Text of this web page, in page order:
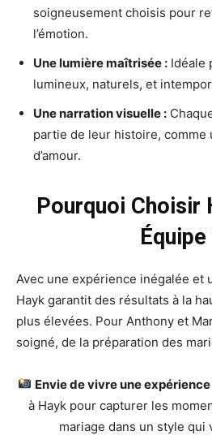
soigneusement choisis pour
l’émotion.
Une lumière maîtrisée : Idéale
lumineux, naturels, et
Une narration visuelle :
partie de leur histoire, comme
d’amour.
Pourquoi Choisir
Équipe
Avec une expérience inégalée et
Hayk garantit des résultats à la
plus élevées. Pour Anthony et
soigné, de la préparation des
Envie de vivre une
à Hayk pour capturer les
mariage dans un style qui